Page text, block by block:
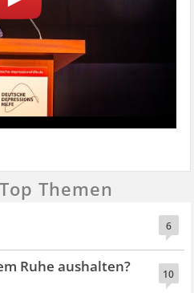
Themen
6
10
Ruhe aushalten?